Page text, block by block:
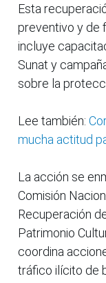
Esta
preventivo y de
incluye
Sunat y
sobre la
Lee también:
mucha actitud
La acción se
Comisión
Recuperación
Patrimonio
coordina
tráfico ilícito de